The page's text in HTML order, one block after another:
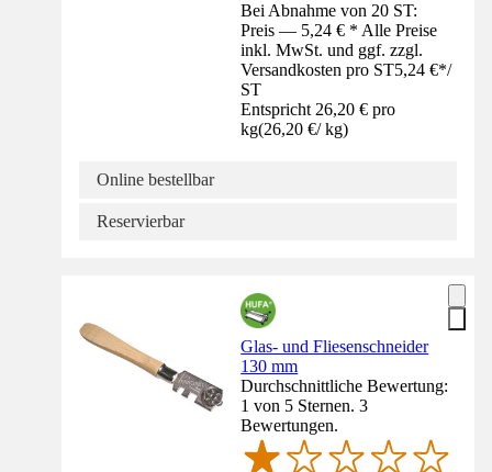
Bei Abnahme von 20 ST:
Preis — 5,24 € * Alle Preise
inkl. MwSt. und ggf. zzgl.
Versandkosten pro ST5,24 €*/
ST
Entspricht 26,20 € pro
kg(26,20 €/ kg)
Online bestellbar
Reservierbar
Glas- und Fliesenschneider
130 mm
Durchschnittliche Bewertung:
1 von 5 Sternen. 3
Bewertungen.